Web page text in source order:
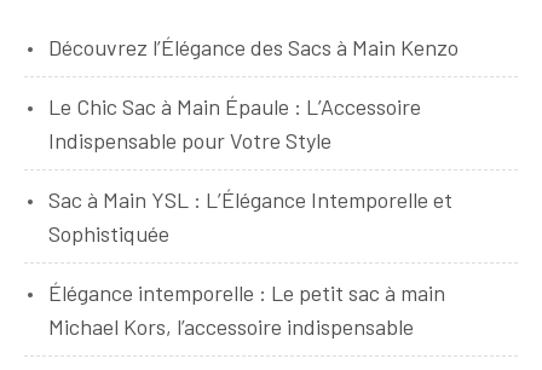
Découvrez l’Élégance des Sacs à Main Kenzo
Le Chic Sac à Main Épaule : L’Accessoire
Indispensable pour Votre Style
Sac à Main YSL : L’Élégance Intemporelle et
Sophistiquée
Élégance intemporelle : Le petit sac à main
Michael Kors, l’accessoire indispensable